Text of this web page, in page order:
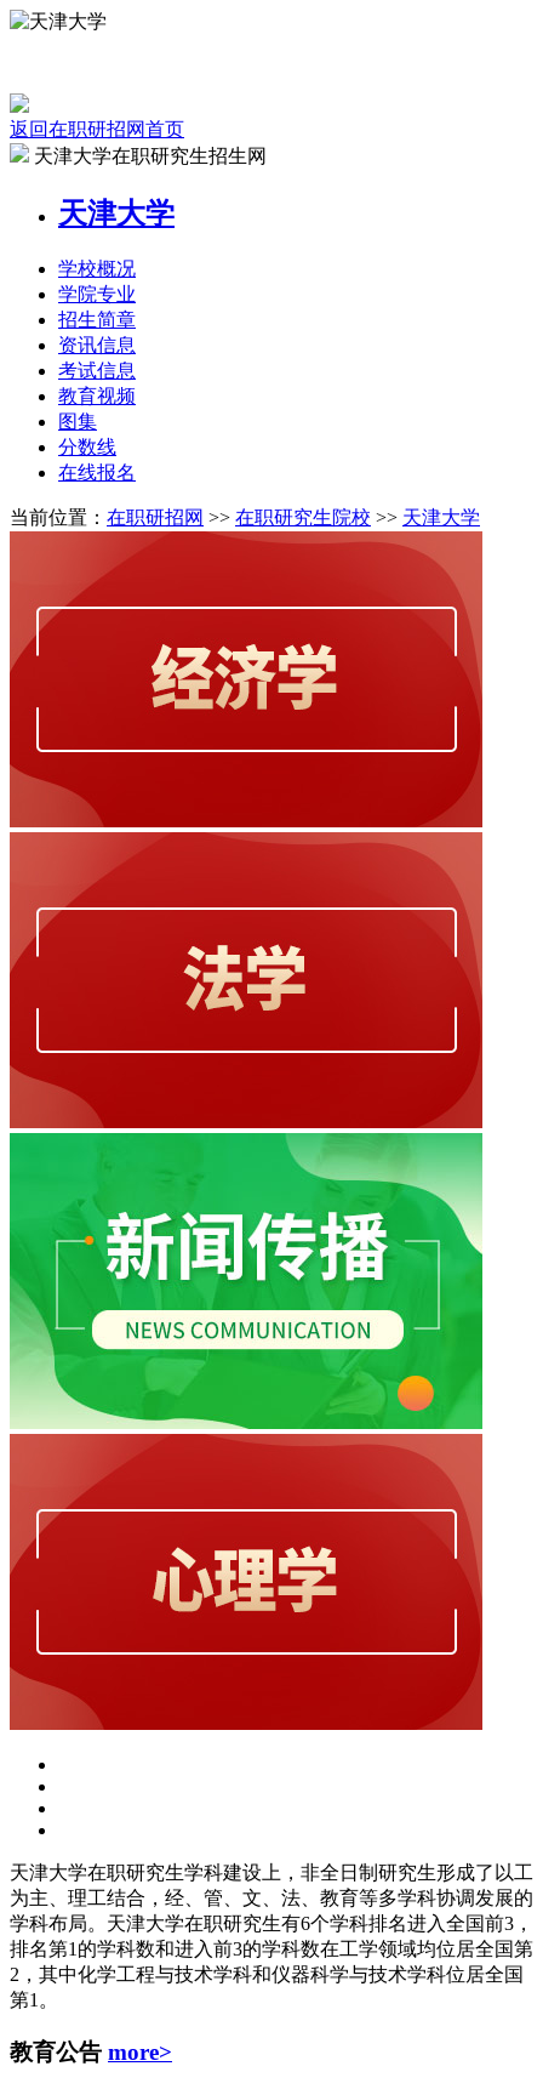
返回在职研招网首页
天津大学在职研究生招生网
天津大学
学校概况
学院专业
招生简章
资讯信息
考试信息
教育视频
图集
分数线
在线报名
当前位置： 在职研招网 >> 在职研究生院校 >> 天津大学
天津大学在职研究生学科建设上，非全日制研究生形成了以工
为主、理工结合，经、管、文、法、教育等多学科协调发展的
学科布局。天津大学在职研究生有6个学科排名进入全国前3，
排名第1的学科数和进入前3的学科数在工学领域均位居全国第
2，其中化学工程与技术学科和仪器科学与技术学科位居全国
第1。
教育公告 more>